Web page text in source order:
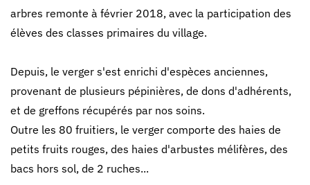
arbres remonte à février 2018, avec la participation des
élèves des classes primaires du village.
Depuis, le verger s'est enrichi d'espèces anciennes,
provenant de plusieurs pépinières, de dons d'adhérents,
et de greffons récupérés par nos soins.
Outre les 80 fruitiers, le verger comporte des haies de
petits fruits rouges, des haies d'arbustes mélifères, des
bacs hors sol, de 2 ruches...